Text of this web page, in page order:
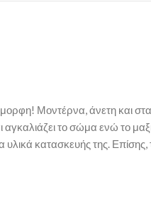
Μοντέρνα, άνετη και
αγκαλιάζει το σώμα ενώ το
κατασκευής της. Επίσης,